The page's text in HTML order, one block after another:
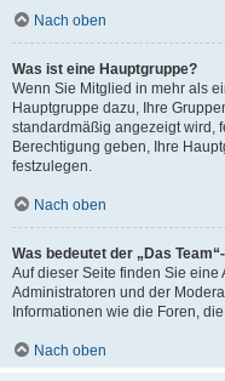
Nach oben
Was ist eine Hauptgruppe?
Wenn Sie Mitglied in mehr als
Hauptgruppe dazu, Ihre
standardmäßig angezeigt wird,
Berechtigung geben, Ihre
festzulegen.
Nach oben
Was bedeutet der „Das
Auf dieser Seite finden Sie
Administratoren und der
Informationen wie die Foren,
Nach oben